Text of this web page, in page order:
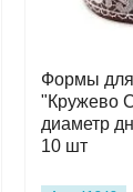
Формы для
"Кружево
диаметр
10 шт